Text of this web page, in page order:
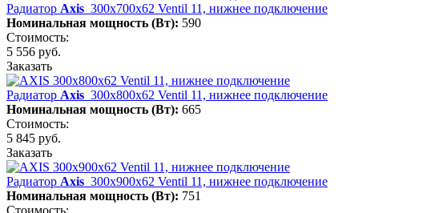
Радиатор Axis 300х700х62 Ventil 11, нижнее подключение
Номинальная мощность (Вт): 590
Стоимость:
5 556 руб.
Заказать
Радиатор Axis 300х800х62 Ventil 11, нижнее подключение
Номинальная мощность (Вт): 665
Стоимость:
5 845 руб.
Заказать
Радиатор Axis 300х900х62 Ventil 11, нижнее подключение
Номинальная мощность (Вт): 751
Стоимость: